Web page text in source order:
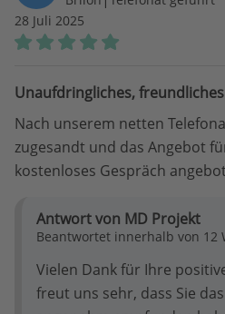
28 Juli 2025
Unaufdringliches,
Nach unserem netten
zugesandt und das Angebot
kostenloses Gespräch
Antwort von MD Projekt
Beantwortet innerhalb von 12
Vielen Dank für Ihre
freut uns sehr, dass Sie